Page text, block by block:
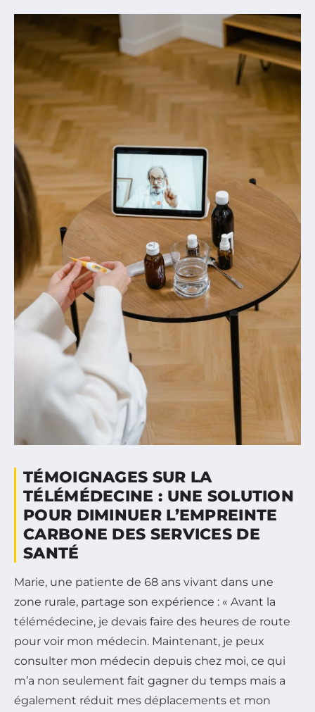
TÉMOIGNAGES SUR LA
TÉLÉMÉDECINE : UNE SOLUTION
POUR DIMINUER L’EMPREINTE
CARBONE DES SERVICES DE
SANTÉ
Marie, une patiente de 68 ans vivant dans une
zone rurale, partage son expérience : « Avant la
télémédecine, je devais faire des heures de route
pour voir mon médecin. Maintenant, je peux
consulter mon médecin depuis chez moi, ce qui
m’a non seulement fait gagner du temps mais a
également réduit mes déplacements et mon